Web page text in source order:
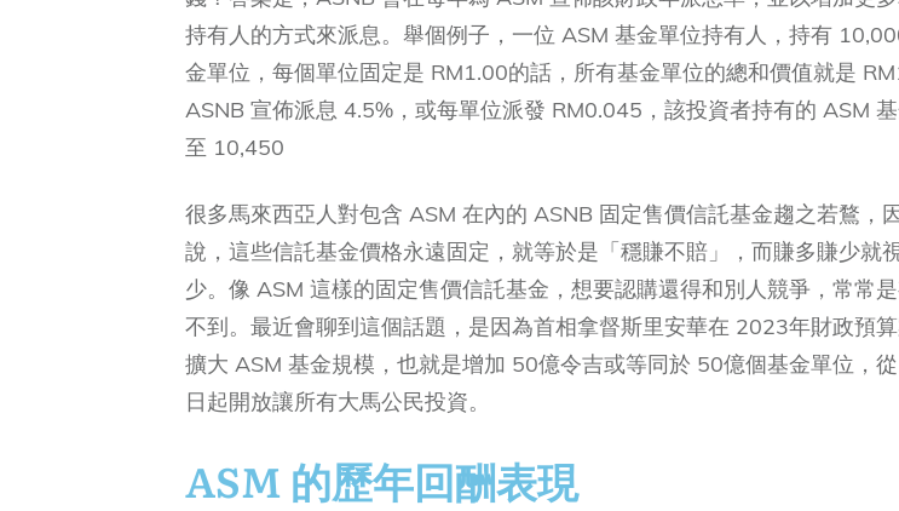
持有人的方式來派息。舉個例子，一位 ASM 基金單位持有人，持有
金單位，每個單位固定是 RM1.00的話，所有基金單位的總和價值就是
ASNB 宣佈派息 4.5%，或每單位派發 RM0.045，該投資者持有的 ASM
至 10,450
很多馬來西亞人對包含 ASM 在內的 ASNB 固定售價信託基金趨之若鶩，
說，這些信託基金價格永遠固定，就等於是「穩賺不賠」，而賺多賺少就
少。像 ASM 這樣的固定售價信託基金，想要認購還得和別人競爭，常常
不到。最近會聊到這個話題，是因為首相拿督斯里安華在 2023年財政預
擴大 ASM 基金規模，也就是增加 50億令吉或等同於 50億個基金單位，
日起開放讓所有大馬公民投資。
ASM 的歷年回酬表現